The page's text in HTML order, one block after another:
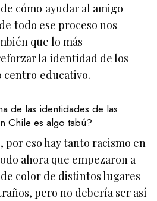
cómo ayudar al amigo
todo ese proceso nos
que lo más
la identidad de los
centro educativo.
de las identidades de las
Chile es algo tabú?
por eso hay tanto racismo en
ahora que empezaron a
color de distintos lugares
pero no debería ser así